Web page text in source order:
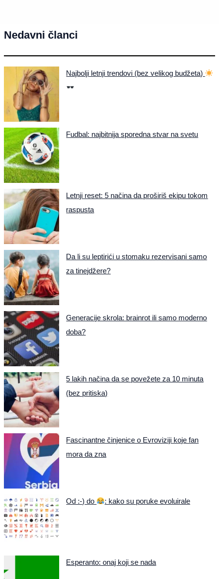
Nedavni članci
Najbolji letnji trendovi (bez velikog budžeta)
Fudbal: najbitnija sporedna stvar na svetu
Letnji reset: 5 načina da proširiš ekipu tokom
raspusta
Da li su leptirići u stomaku rezervisani samo
za tinejdžere?
Generacije skrola: brainrot ili samo moderno
doba?
5 lakih načina da se povežete za 10 minuta
(bez pritiska)
Fascinantne činjenice o Evroviziji koje fan
mora da zna
Od :-) do : kako su poruke evoluirale
Esperanto: onaj koji se nada